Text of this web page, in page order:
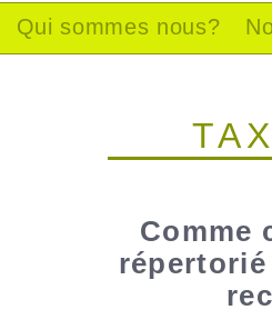
Qui sommes nous?
Comme